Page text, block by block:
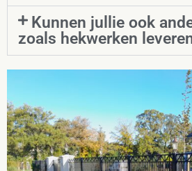
Kunnen jullie ook
zoals hekwerken